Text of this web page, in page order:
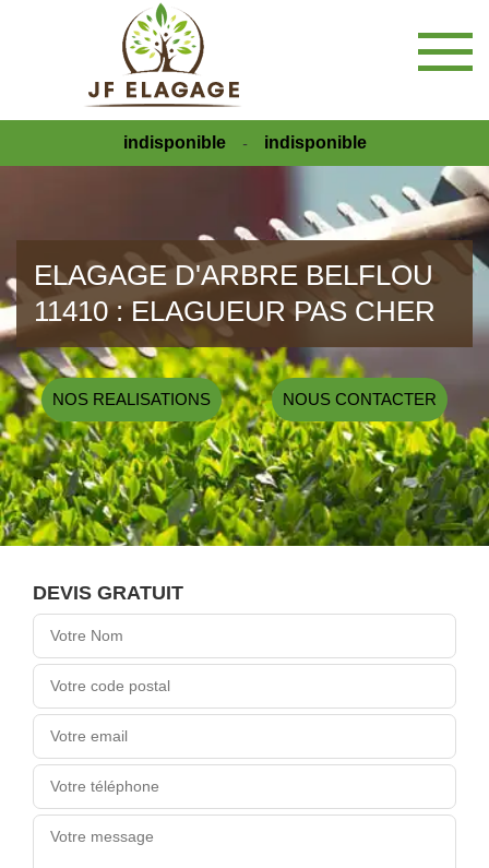
indisponible - indisponible
ELAGAGE D'ARBRE BELFLOU
11410 : ELAGUEUR PAS CHER
NOS REALISATIONS NOUS CONTACTER
DEVIS GRATUIT